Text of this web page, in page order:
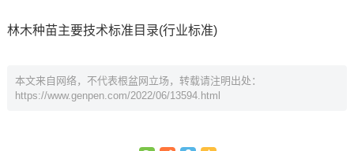
林木种苗主要技术标准目录(行业标准)
本文来自网络，不代表根盆网立场，转载请注明出处：
https://www.genpen.com/2022/06/13594.html